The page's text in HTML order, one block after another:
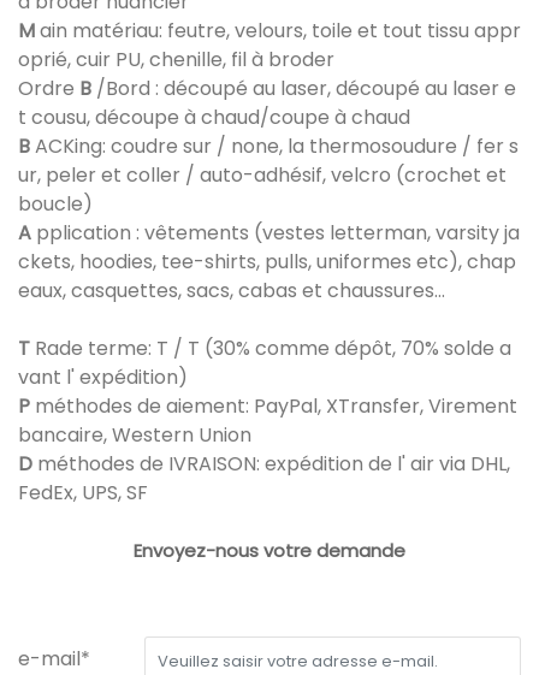
Main matériau: feutre, velours, toile et tout tissu appr
oprié, cuir PU, chenille, fil à broder
Ordre B /Bord : découpé au laser, découpé au laser e
t cousu, découpe à chaud/coupe à chaud
BACKing: coudre sur / none, la thermosoudure / fer s
ur, peler et coller / auto-adhésif, velcro (crochet et
boucle)
A pplication : vêtements (vestes letterman, varsity ja
ckets, hoodies, tee-shirts, pulls, uniformes etc), chap
eaux, casquettes, sacs, cabas et chaussures...
T Rade terme: T / T (30% comme dépôt, 70% solde a
vant l' expédition)
P méthodes de aiement: PayPal, XTransfer, Virement
bancaire, Western Union
D méthodes de IVRAISON: expédition de l' air via DHL,
FedEx, UPS, SF
Envoyez-nous votre demande
e-mail*